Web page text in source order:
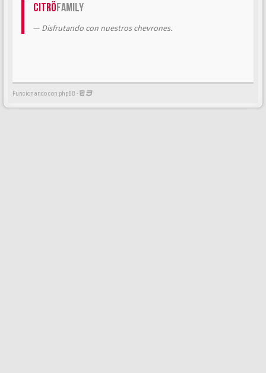
CitröFamily
Disfrutando con nuestros chevrones.
Funcionando con phpBB -